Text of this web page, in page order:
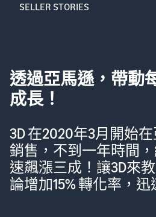
SELLER STORIES
只有電商專家才知
法！
Pro Storage不放棄任
三大策略成功創造佳
及義大利站的營業額
０％以上成長，來聽聽